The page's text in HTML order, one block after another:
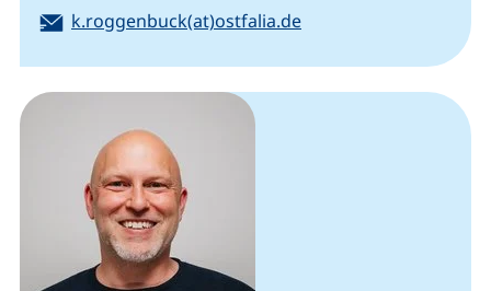
E-Mail:
k.roggenbuck(at)ostfalia.de(öffnet Ihr E-Mail-